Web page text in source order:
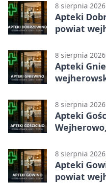
8 sierpnia 2026
Apteki
powiat
8 sierpnia 2026
Apteki
8 sierpnia 2026
Apteki
8 sierpnia 2026
Apteki
powiat